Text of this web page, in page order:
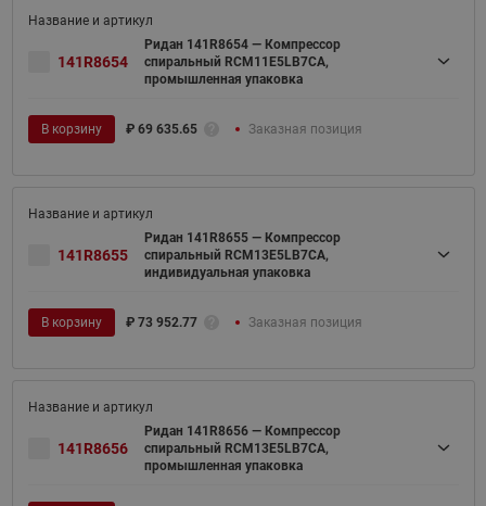
141R8654
Ридан 141R8654 — Компрессор
спиральный RCM11E5LB7CA,
промышленная упаковка
В корзину ₽ 69 635.65 Заказная позиция
141R8655
Ридан 141R8655 — Компрессор
спиральный RCM13E5LB7CA,
индивидуальная упаковка
В корзину ₽ 73 952.77 Заказная позиция
141R8656
Ридан 141R8656 — Компрессор
спиральный RCM13E5LB7CA,
промышленная упаковка